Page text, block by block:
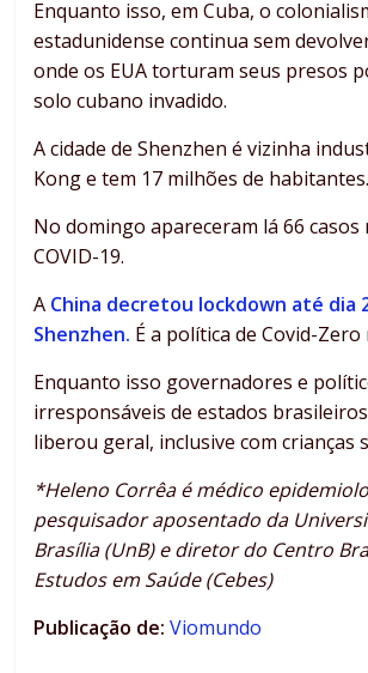
Enquanto isso, em Cuba, o
estadunidense continua sem
onde os EUA torturam seus presos
solo cubano invadido.
A cidade de Shenzhen é vizinha
Kong e tem 17 milhões de habitantes.
No domingo apareceram lá 66 casos
COVID-19.
A China decretou lockdown até dia
Shenzhen. É a política de Covid-
Enquanto isso governadores e
irresponsáveis de estados
liberou geral, inclusive com crianças
*Heleno Corrêa é médico
pesquisador aposentado da
Brasília (UnB) e diretor do Centro
Estudos em Saúde (Cebes)
Publicação de:Viomundo